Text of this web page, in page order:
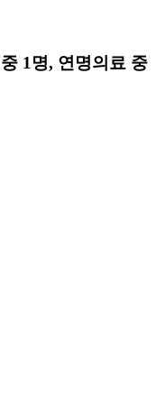
1명, 연명의료 중